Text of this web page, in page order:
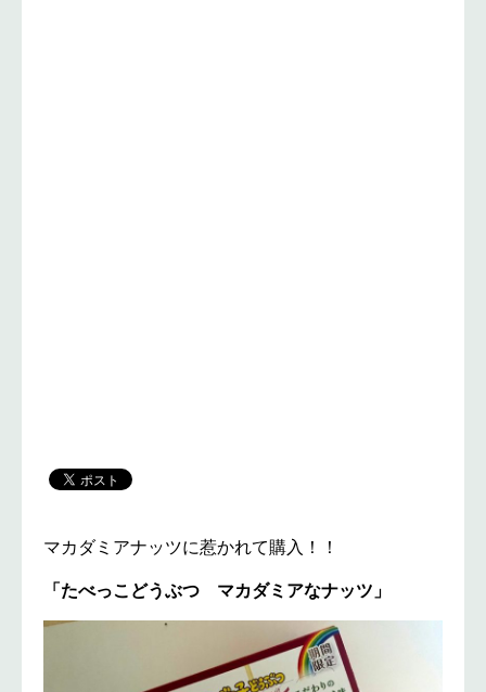
マカダミアナッツに惹かれて購入！！
「たべっこどうぶつ マカダミアなナッツ」